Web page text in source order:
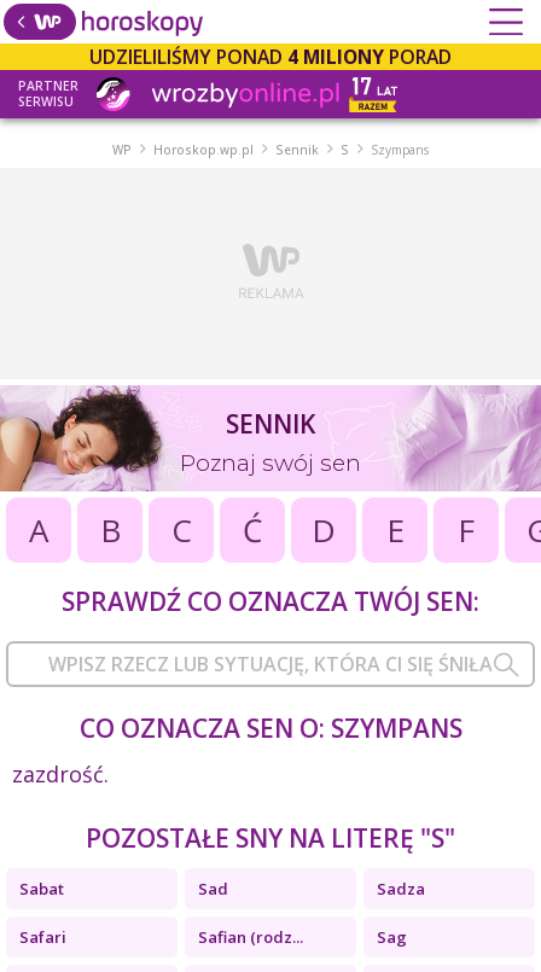
UDZIELILIŚMY PONAD 4 MILIONY PORAD
PARTNER
SERWISU
WP Horoskop.wp.pl Sennik S Szympans
SENNIK
Poznaj swój sen
A B C Ć D E F
SPRAWDŹ CO OZNACZA TWÓJ SEN:
CO OZNACZA SEN O: SZYMPANS
zazdrość.
POZOSTAŁE SNY NA LITERĘ "S"
Sabat Sad Sadza
Safari Safian (rodz... Sag